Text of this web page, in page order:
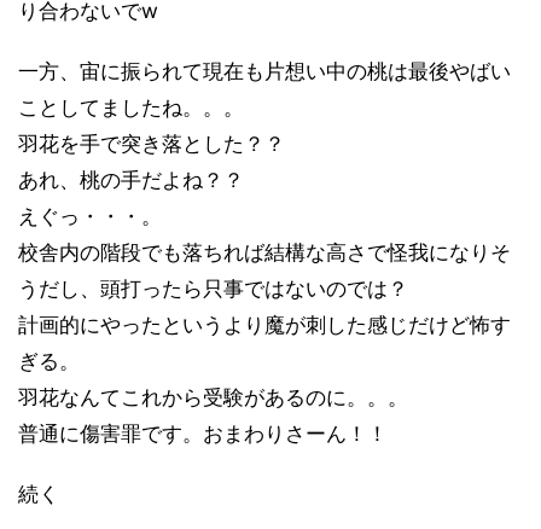
り合わないでw
一方、宙に振られて現在も片想い中の桃は最後やばい
ことしてましたね。。。
羽花を手で突き落とした？？
あれ、桃の手だよね？？
えぐっ・・・。
校舎内の階段でも落ちれば結構な高さで怪我になりそ
うだし、頭打ったら只事ではないのでは？
計画的にやったというより魔が刺した感じだけど怖す
ぎる。
羽花なんてこれから受験があるのに。。。
普通に傷害罪です。おまわりさーん！！
続く